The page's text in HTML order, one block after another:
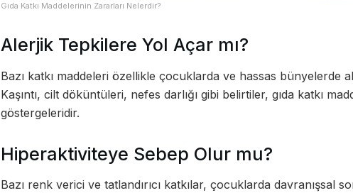
Gıda Katkı Maddelerinin Zararları Nelerdir?
Alerjik Tepkilere Yol Açar mı?
Bazı katkı maddeleri özellikle çocuklarda ve hassas bünyelerde
Kaşıntı, cilt döküntüleri, nefes darlığı gibi belirtiler, gıda katkı
göstergeleridir.
Hiperaktiviteye Sebep Olur mu?
Bazı renk verici ve tatlandırıcı katkılar, çocuklarda davranışsal